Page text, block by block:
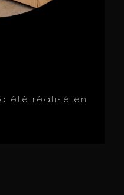
été réalisé en